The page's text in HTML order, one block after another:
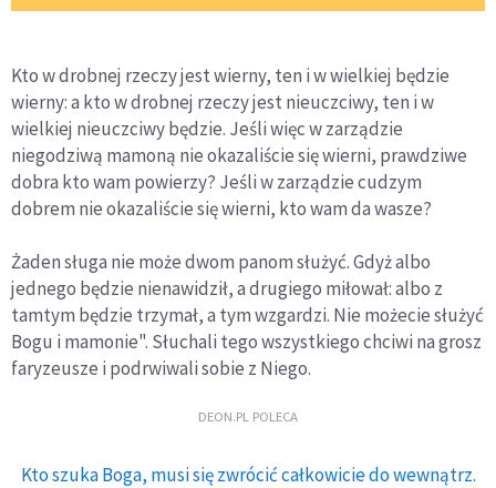
Kto w drobnej rzeczy jest wierny, ten i w wielkiej będzie
wierny: a kto w drobnej rzeczy jest nieuczciwy, ten i w
wielkiej nieuczciwy będzie. Jeśli więc w zarządzie
niegodziwą mamoną nie okazaliście się wierni, prawdziwe
dobra kto wam powierzy? Jeśli w zarządzie cudzym
dobrem nie okazaliście się wierni, kto wam da wasze?
Żaden sługa nie może dwom panom służyć. Gdyż albo
jednego będzie nienawidził, a drugiego miłował: albo z
tamtym będzie trzymał, a tym wzgardzi. Nie możecie służyć
Bogu i mamonie". Słuchali tego wszystkiego chciwi na grosz
faryzeusze i podrwiwali sobie z Niego.
DEON.PL POLECA
Kto szuka Boga, musi się zwrócić całkowicie do wewnątrz.